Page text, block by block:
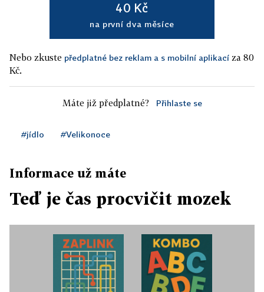
40 Kč
na první dva měsíce
Nebo zkuste předplatné bez reklam a s mobilní aplikací za 80
Kč.
Máte již předplatné? Přihlaste se
#jídlo #Velikonoce
Informace už máte
Teď je čas procvičit mozek